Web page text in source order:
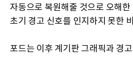
자동으로 복원해줄 것으로 오해
초기 경고 신호를 인지하지 못한
포드는 이후 계기판 그래픽과 경